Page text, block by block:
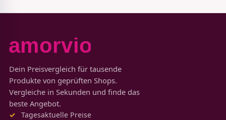
Dein Preisvergleich für tausende
Produkte von geprüften Shops.
Vergleiche in Sekunden und finde das
beste Angebot.
Tagesaktuelle Preise